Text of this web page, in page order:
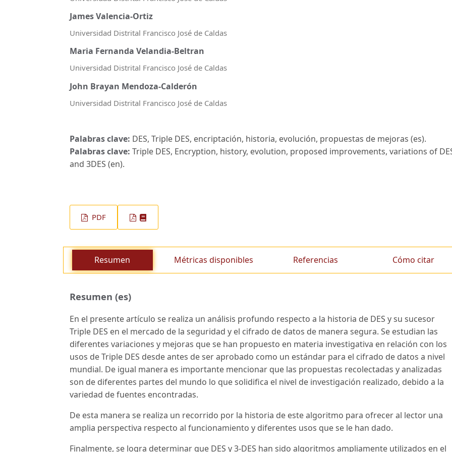
James Valencia-Ortiz
Universidad Distrital Francisco José de Caldas
Maria Fernanda Velandia-Beltran
Universidad Distrital Francisco José de Caldas
John Brayan Mendoza-Calderón
Universidad Distrital Francisco José de Caldas
Palabras clave: DES, Triple DES, encriptación, historia, evolución, propuestas de mejoras (es).
Palabras clave: Triple DES, Encryption, history, evolution, proposed improvements, variations of
and 3DES (en).
PDF
Resumen Métricas disponibles Referencias Cómo citar
Resumen (es)
En el presente artículo se realiza un análisis profundo respecto a la historia de DES y su sucesor
Triple DES en el mercado de la seguridad y el cifrado de datos de manera segura. Se estudian las
diferentes variaciones y mejoras que se han propuesto en materia investigativa en relación con los
usos de Triple DES desde antes de ser aprobado como un estándar para el cifrado de datos a nivel
mundial. De igual manera es importante mencionar que las propuestas recolectadas y analizadas
son de diferentes partes del mundo lo que solidifica el nivel de investigación realizado, debido a la
variedad de fuentes encontradas.
De esta manera se realiza un recorrido por la historia de este algoritmo para ofrecer al lector una
amplia perspectiva respecto al funcionamiento y diferentes usos que se le han dado.
Finalmente, se logra determinar que DES y 3-DES han sido algoritmos ampliamente utilizados en el